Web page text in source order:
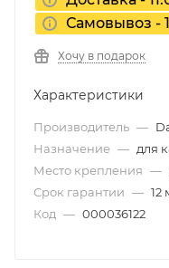
Самовывоз -
Хочу в подарок
Характеристики
Производитель —
Назначение — для
Место крепления —
Срок гарантии — 12
Код — 000036122